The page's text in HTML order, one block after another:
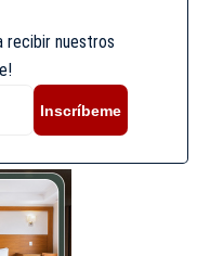
recibir nuestros
Inscríbeme